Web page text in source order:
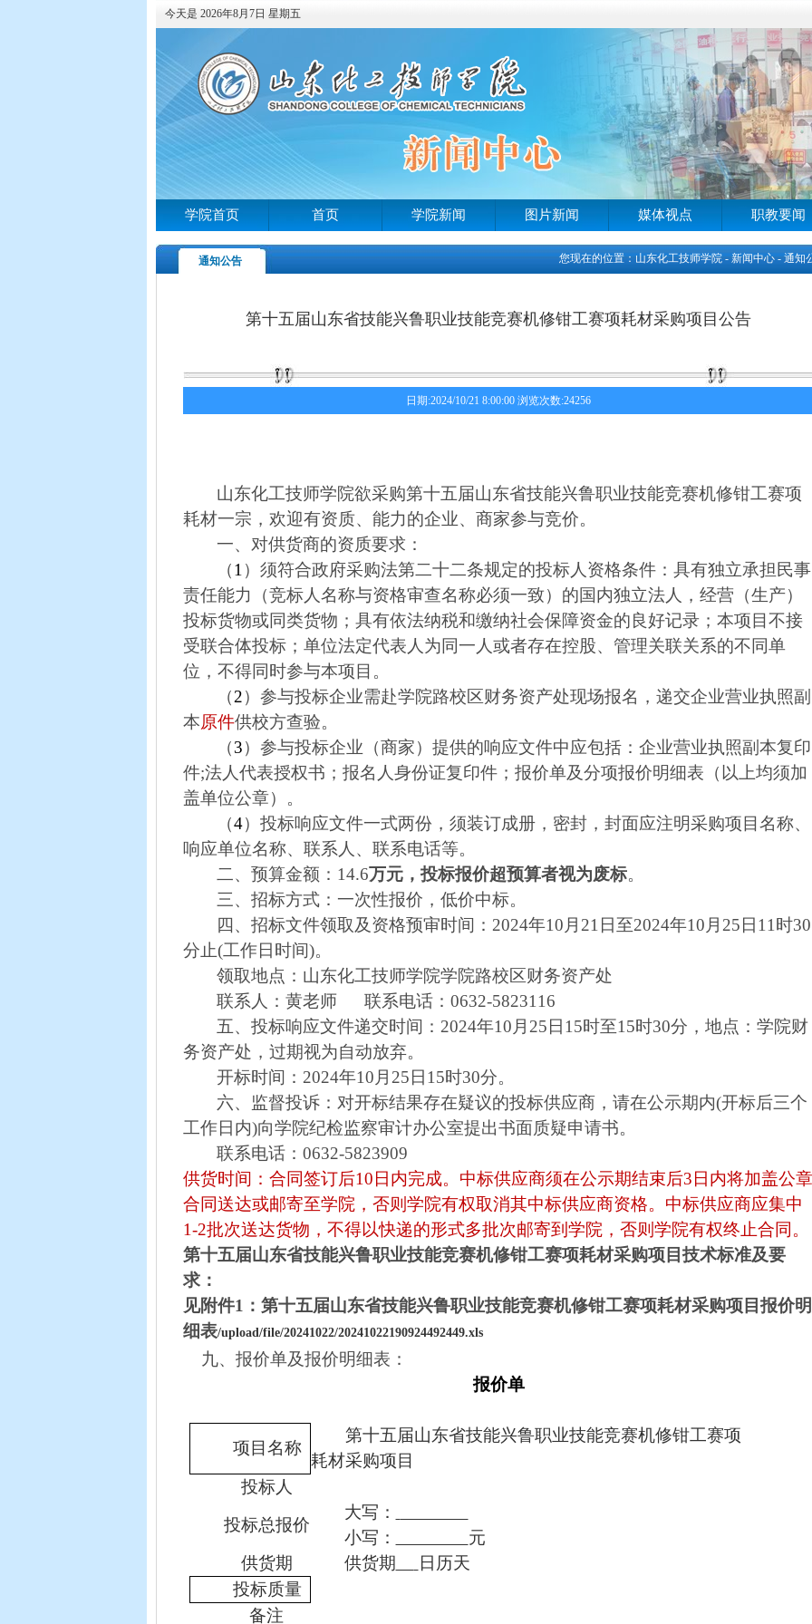
今天是 2026年8月7日 星期五
学院首页 首页 学院新闻 图片新闻 媒体视点 职教要闻
通知公告 您现在的位置：山东化工技师学院 - 新闻中心 - 通知
第十五届山东省技能兴鲁职业技能竞赛机修钳工赛项耗材采购项目公告
日期:2024/10/21 8:00:00 浏览次数:24256
山东化工技师学院欲采购第十五届山东省技能兴鲁职业技能竞赛机修钳工赛项
耗材一宗，欢迎有资质、能力的企业、商家参与竞价。
一、对供货商的资质要求：
（1 ）须符合政府采购法第二十二条规定的投标人资格条件：具有独立承担民事
责任能力（竞标人名称与资格审查名称必须一致）的国内独立法人，经营（生产）
投标货物或同类货物；具有依法纳税和缴纳社会保障资金的良好记录；本项目不接
受联合体投标；单位法定代表人为同一人或者存在控股、管理关联关系的不同单
位，不得同时参与本项目。
（2）参与投标企业需赴学院路校区财务资产处现场报名，递交企业营业执照副
本原件供校方查验。
（3）参与投标企业（商家）提供的响应文件中应包括：企业营业执照副本复印
件;法人代表授权书；报名人身份证复印件；报价单及分项报价明细表（以上均须加
盖单位公章）。
（4）投标响应文件一式两份，须装订成册，密封，封面应注明采购项目名称、
响应单位名称、联系人、联系电话等。
二、预算金额： 14.6万元，投标报价超预算者视为废标。
三、招标方式：一次性报价，低价中标。
四、招标文件领取及资格预审时间： 2024年10 月 21 日至2024年10 月 25 日 11 时30
分止(工作日时间)。
领取地点：山东化工技师学院学院路校区财务资产处
联系人：黄老师
联系电话：0632-5823116
五、投标响应文件递交时间： 2024年10 月 25 日 15时至15时30分，地点：学院财
务资产处，过期视为自动放弃。
开标时间： 2024年10 月 25 日 15时30分。
六、监督投诉：对开标结果存在疑议的投标供应商，请在公示期内(开标后三个
工作日内)向学院纪检监察审计办公室提出书面质疑申请书。
联系电话：0632-5823909
供货时间：合同签订后10 日内完成。中标供应商须在公示期结束后3 日内将加盖公章
合同送达或邮寄至学院，否则学院有权取消其中标供应商资格。中标供应商应集中
1-2批次送达货物，不得以快递的形式多批次邮寄到学院，否则学院有权终止合同。
第十五届山东省技能兴鲁职业技能竞赛机修钳工赛项耗材采购项目技术标准及要
求：
见附件1 ：第十五届山东省技能兴鲁职业技能竞赛机修钳工赛项耗材采购项目报价明
细表/upload/file/20241022/20241022190924492449.xls
九、报价单及报价明细表：
报价单
项目名称
第十五届山东省技能兴鲁职业技能竞赛机修钳工赛项
耗材采购项目
投标人
投标总报价
大写：
小写：
元
供货期
供货期
日历天
投标质量
备注